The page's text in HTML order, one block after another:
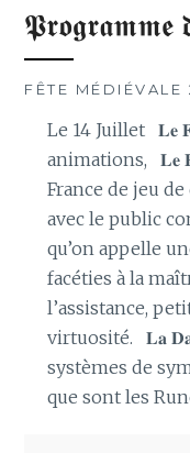
𝕻𝖗𝖔𝖌𝖗𝖆𝖒𝖒𝖊
FÊTE MÉDIÉVALE
Le 14 Juillet 𝐋𝐞
animations, 𝐋𝐞
France de jeu
avec le public
qu’on appelle
facéties à la
l’assistance,
virtuosité. 𝐋𝐚
systèmes de
que sont les